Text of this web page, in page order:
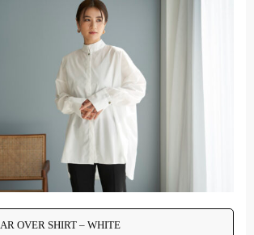
OVER SHIRT – WHITE